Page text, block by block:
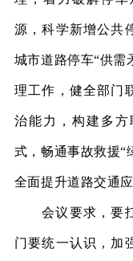
源，科学新增公共
城市道路停车“供需
理工作，健全部门
治能力，构建多
式，畅通事故救援“
全面提升道路交通
会议要求，要
门要统一认识，加